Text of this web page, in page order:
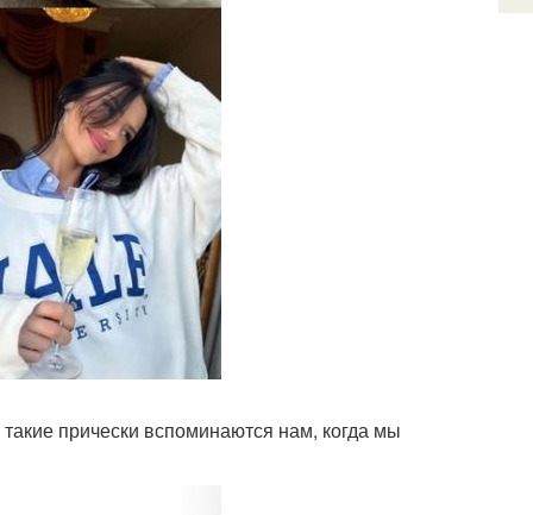
прически вспоминаются нам, когда мы